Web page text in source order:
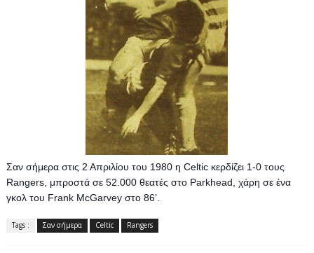
Σαν σήμερα στις 2 Απριλίου του 1980 η Celtic κερδίζει 1-0 τους
Rangers, μπροστά σε 52.000 θεατές στο Parkhead, χάρη σε ένα
γκολ του Frank McGarvey στο 86’.
Tags : Σαν σήμερα Celtic Rangers